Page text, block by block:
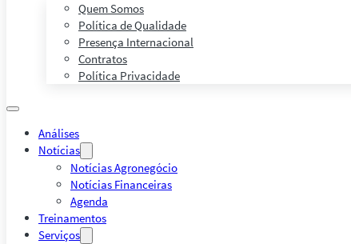
Quem Somos
Política de Qualidade
Presença Internacional
Contratos
Política Privacidade
Análises
Notícias
Notícias Agronegócio
Notícias Financeiras
Agenda
Treinamentos
Serviços